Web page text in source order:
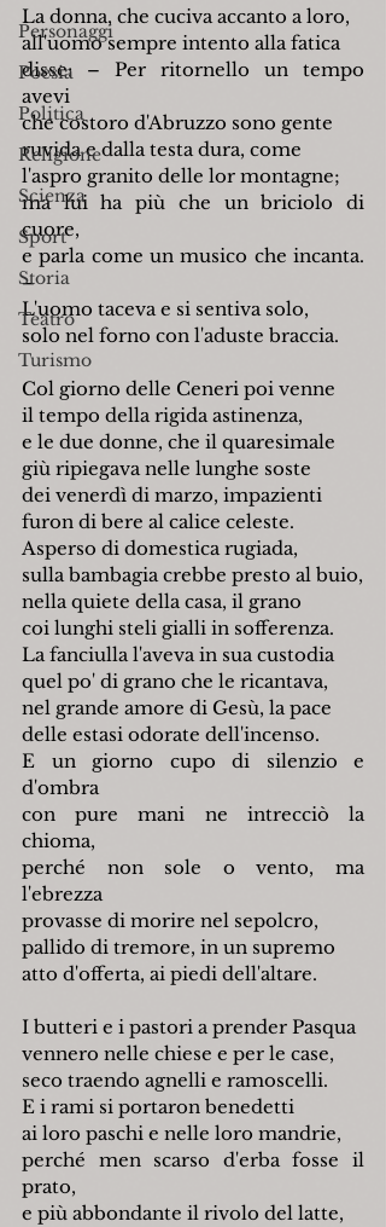
Personaggi
Poesia
Politica
Religione
Scienza
Sport
Storia
Teatro
Turismo
La donna, che cuciva accanto a loro,
all'uomo sempre intento alla fatica
disse: – Per ritornello un tempo
avevi
che costoro d'Abruzzo sono gente
ruvida e dalla testa dura, come
l'aspro granito delle lor montagne;
ma lui ha più che un briciolo di
cuore,
e parla come un musico che incanta.
–
L'uomo taceva e si sentiva solo,
solo nel forno con l'aduste braccia.
Col giorno delle Ceneri poi venne
il tempo della rigida astinenza,
e le due donne, che il quaresimale
giù ripiegava nelle lunghe soste
dei venerdì di marzo, impazienti
furon di bere al calice celeste.
Asperso di domestica rugiada,
sulla bambagia crebbe presto al buio,
nella quiete della casa, il grano
coi lunghi steli gialli in sofferenza.
La fanciulla l'aveva in sua custodia
quel po' di grano che le ricantava,
nel grande amore di Gesù, la pace
delle estasi odorate dell'incenso.
E un giorno cupo di silenzio e
d'ombra
con pure mani ne intrecciò la
chioma,
perché non sole o vento, ma
l'ebrezza
provasse di morire nel sepolcro,
pallido di tremore, in un supremo
atto d'offerta, ai piedi dell'altare.
I butteri e i pastori a prender Pasqua
vennero nelle chiese e per le case,
seco traendo agnelli e ramoscelli.
E i rami si portaron benedetti
ai loro paschi e nelle loro mandrie,
perché men scarso d'erba fosse il
prato,
e più abbondante il rivolo del latte,